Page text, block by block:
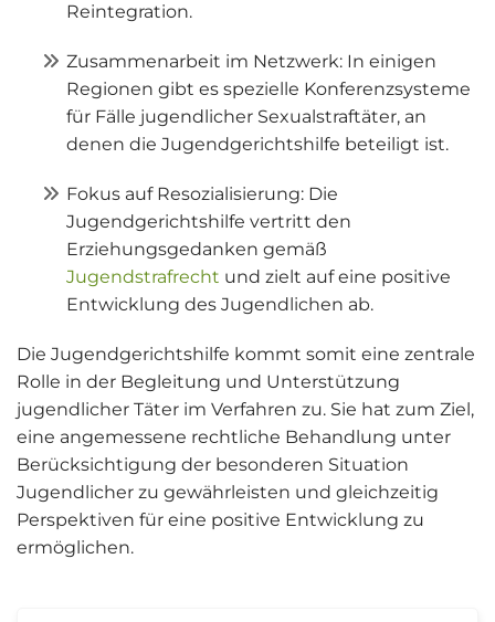
Reintegration.
Zusammenarbeit im Netzwerk: In einigen
Regionen gibt es spezielle Konferenzsysteme
für Fälle jugendlicher Sexualstraftäter, an
denen die Jugendgerichtshilfe beteiligt ist.
Fokus auf Resozialisierung: Die
Jugendgerichtshilfe vertritt den
Erziehungsgedanken gemäß
Jugendstrafrecht und zielt auf eine positive
Entwicklung des Jugendlichen ab.
Die Jugendgerichtshilfe kommt somit eine zentrale
Rolle in der Begleitung und Unterstützung
jugendlicher Täter im Verfahren zu. Sie hat zum Ziel,
eine angemessene rechtliche Behandlung unter
Berücksichtigung der besonderen Situation
Jugendlicher zu gewährleisten und gleichzeitig
Perspektiven für eine positive Entwicklung zu
ermöglichen.